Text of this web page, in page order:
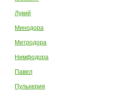
Лукий
Минодора
Митродора
Нимфодора
Павел
Пульхерия